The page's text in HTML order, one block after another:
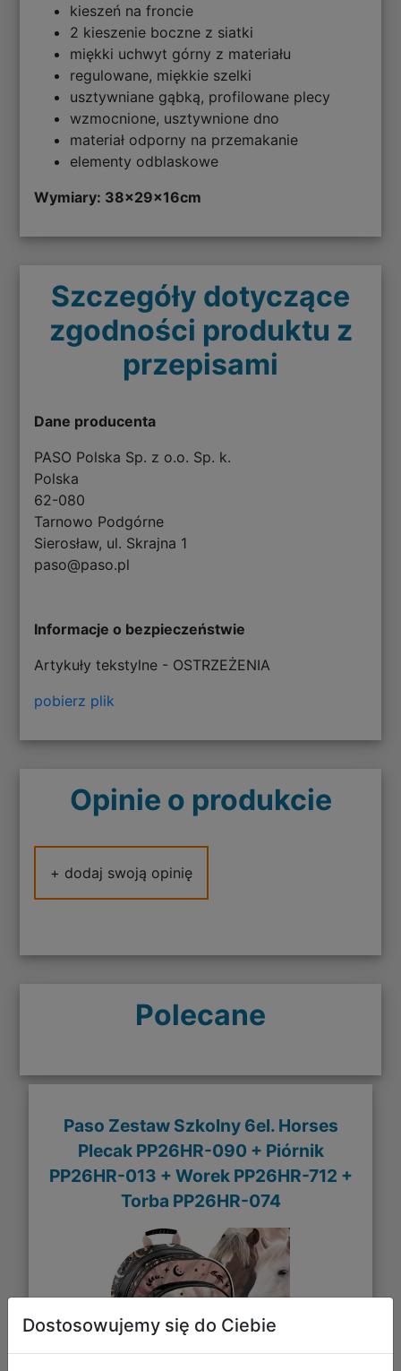
kieszeń na froncie
2 kieszenie boczne z siatki
miękki uchwyt górny z materiału
regulowane, miękkie szelki
usztywniane gąbką, profilowane plecy
wzmocnione, usztywnione dno
materiał odporny na przemakanie
elementy odblaskowe
Wymiary: 38x29x16cm
Szczegóły dotyczące
zgodności produktu z
przepisami
Dane producenta
PASO Polska Sp. z o.o. Sp. k.
Polska
62-080
Tarnowo Podgórne
Sierosław, ul. Skrajna 1
paso@paso.pl
Informacje o bezpieczeństwie
Artykuły tekstylne - OSTRZEŻENIA
pobierz plik
Opinie o produkcie
+ dodaj swoją opinię
Polecane
Paso Zestaw Szkolny 6el. Horses
Plecak PP26HR-090 + Piórnik
PP26HR-013 + Worek PP26HR-712 +
Torba PP26HR-074
Dostosowujemy się do Ciebie